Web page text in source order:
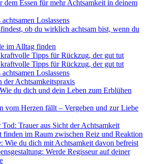
dem Essen für mehr Achtsamkeit in deinem
Loslassens
ob du wirklich achtsam bist, wenn du
im Alltag finden
Tipps für Rückzug, der gut tut
Tipps für Rückzug, der gut tut
Loslassens
der Achtsamkeitspraxis
du dich und dein Leben zum Erblühen
vom Herzen fällt – Vergeben und zur Liebe
Tod: Trauer aus Sicht der Achtsamkeit
finden im Raum zwischen Reiz und Reaktion
Wie du dich mit Achtsamkeit davon befreist
Werde Regisseur auf deiner